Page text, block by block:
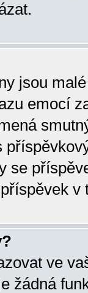
jsou
emocí
se
v
ve
žádná